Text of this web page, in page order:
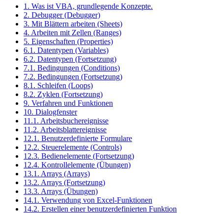
1. Was ist VBA, grundlegende Konzepte.
2. Debugger (Debugger)
3. Mit Blättern arbeiten (Sheets)
4. Arbeiten mit Zellen (Ranges)
5. Eigenschaften (Properties)
6.1. Datentypen (Variables)
6.2. Datentypen (Fortsetzung)
7.1. Bedingungen (Conditions)
7.2. Bedingungen (Fortsetzung)
8.1. Schleifen (Loops)
8.2. Zyklen (Fortsetzung)
9. Verfahren und Funktionen
10. Dialogfenster
11.1. Arbeitsbuchereignisse
11.2. Arbeitsblattereignisse
12.1. Benutzerdefinierte Formulare
12.2. Steuerelemente (Controls)
12.3. Bedienelemente (Fortsetzung)
12.4. Kontrollelemente (Übungen)
13.1. Arrays (Arrays)
13.2. Arrays (Fortsetzung)
13.3. Arrays (Übungen)
14.1. Verwendung von Excel-Funktionen
14.2. Erstellen einer benutzerdefinierten Funktion